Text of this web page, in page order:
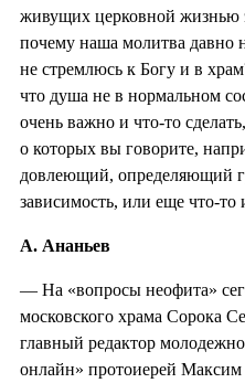
живущих церковной жизнью
почему наша молитва давно
не стремлюсь к Богу и в
что душа не в нормальном
очень важно и что-то
о которых вы говорите,
довлеющий, определяющий
зависимость, или еще что-то
А. Ананьев
— На «вопросы неофита»
московского храма Сорока
главный редактор
онлайн» протоиерей